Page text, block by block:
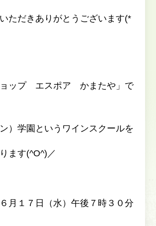
ただきありがとうございます(*
ョップ エスポア かまたや」で
）学園というワインスクールを
ます(^O^)／
月１７日（水）午後７時３０分